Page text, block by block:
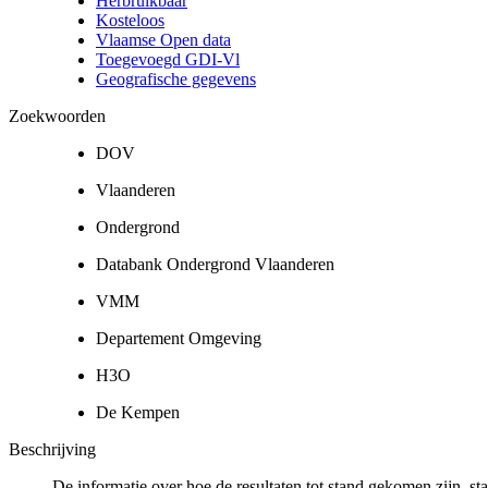
Kosteloos
Vlaamse Open data
Toegevoegd GDI-Vl
Geografische gegevens
Zoekwoorden
DOV
Vlaanderen
Ondergrond
Databank Ondergrond Vlaanderen
VMM
Departement Omgeving
H3O
De Kempen
Beschrijving